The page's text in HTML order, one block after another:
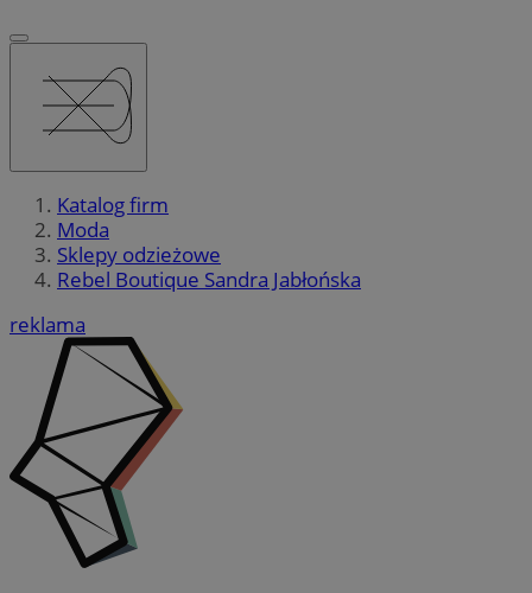
Katalog firm
Moda
Sklepy odzieżowe
Rebel Boutique Sandra Jabłońska
reklama